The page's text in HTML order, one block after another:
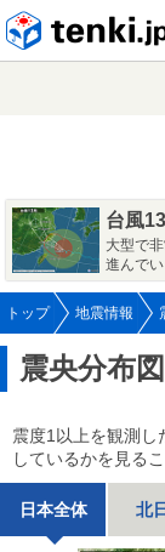
台風
大型で
進んで
トップ 地震情報
震央分布
震度1以上を観測し
しているかを見る
日本全体 北